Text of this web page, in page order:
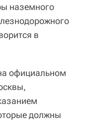
наземного
в
официальном
должны